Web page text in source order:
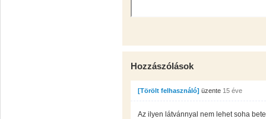
Hozzászólások
[Törölt felhasználó] üzente 15 éve
Az ilyen látvánnyal nem lehet soha